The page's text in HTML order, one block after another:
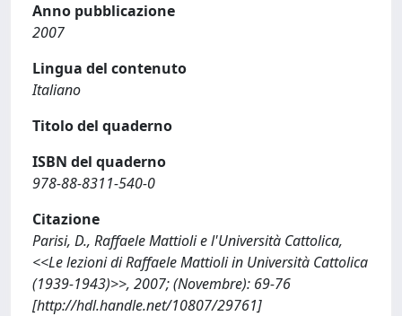
Anno pubblicazione
2007
Lingua del contenuto
Italiano
Titolo del quaderno
ISBN del quaderno
978-88-8311-540-0
Citazione
Parisi, D., Raffaele Mattioli e l'Università Cattolica,
<<Le lezioni di Raffaele Mattioli in Università Cattolica
(1939-1943)>>, 2007; (Novembre): 69-76
[http://hdl.handle.net/10807/29761]